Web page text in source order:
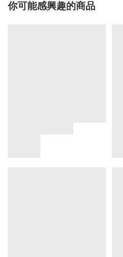
你可能感興趣的商品